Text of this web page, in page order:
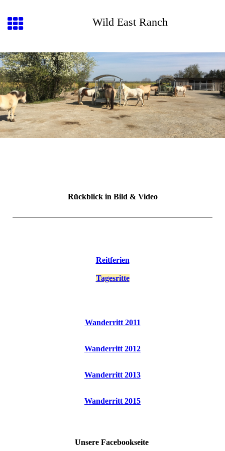
Wild East Ranch
Rückblick in Bild & Video
Reitferien
Tagesritte
Wanderritt 2011
Wanderritt 2012
Wanderritt 2013
Wanderritt 2015
Unsere Facebookseite